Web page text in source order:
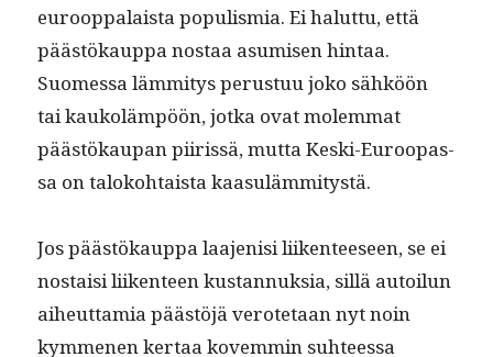
euroop­palaista pop­ulis­mia. Ei halut­tu, että
päästökaup­pa nos­taa asumisen hin­taa.
Suomes­sa läm­mi­tys perus­tuu joko sähköön
tai kaukoläm­pöön, jot­ka ovat molem­mat
päästökau­pan piiris­sä, mut­ta Kes­ki-Euroopas­
sa on taloko­htaista kaasulämmitystä.
Jos päästökaup­pa laa­jenisi liiken­teeseen, se ei
nos­taisi liiken­teen kus­tan­nuk­sia, sil­lä autoilun
aiheut­tamia päästöjä verote­taan nyt noin
kymme­nen ker­taa kovem­min suh­teessa